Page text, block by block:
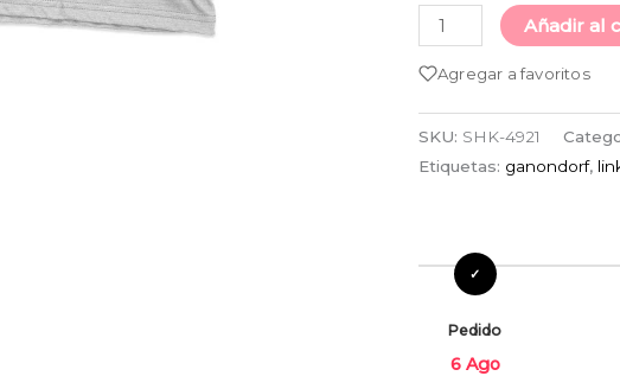
Añadir al
Agregar a favoritos
SKU: SHK-4921
Etiquetas: ganondorf,
Pedido
6 Ago